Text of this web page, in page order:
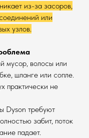
из-за засоров,
или
узлов.
мусор, волосы или
шланге или сопле.
практически не
Dyson требуют
забит, поток
падает.